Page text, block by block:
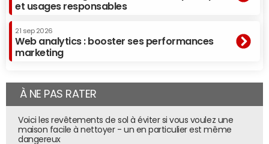
et usages responsables
21 sep 2026
Web analytics : booster ses performances
marketing
À NE PAS RATER
Voici les revêtements de sol à éviter si vous voulez une
maison facile à nettoyer - un en particulier est même
dangereux